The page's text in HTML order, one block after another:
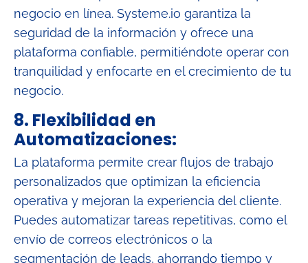
negocio en línea. Systeme.io garantiza la
seguridad de la información y ofrece una
plataforma confiable, permitiéndote operar con
tranquilidad y enfocarte en el crecimiento de tu
negocio.
8. Flexibilidad en
Automatizaciones:
La plataforma permite crear flujos de trabajo
personalizados que optimizan la eficiencia
operativa y mejoran la experiencia del cliente.
Puedes automatizar tareas repetitivas, como el
envío de correos electrónicos o la
segmentación de leads, ahorrando tiempo y